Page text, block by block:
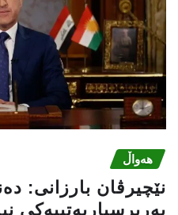
هەواڵ
نێچيرڤان بارزانى:
بەرپرسیاريه‌تییەکی